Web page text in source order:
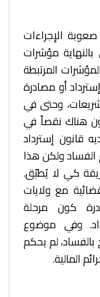
الإجراءات
مؤشرات
المرتبطة
أو مصادرة
وحتى في
هناك نقصاً في
قانون إسترداد
الفساد ولكن هذا
كي لا يُطبّق.
مع ولايات
كون مرحلة
وفي موضوع
بالفساد، لم يحكم
المالية.